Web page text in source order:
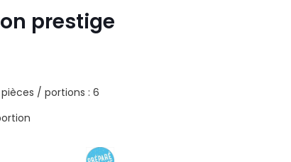
prestige
/ portions : 6